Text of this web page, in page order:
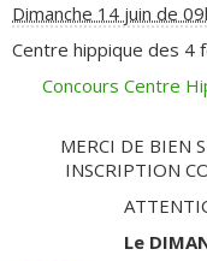
Dimanche 14 juin de
Centre hippique des 4
Concours Centre
MERCI DE BIEN
INSCRIPTION
Le